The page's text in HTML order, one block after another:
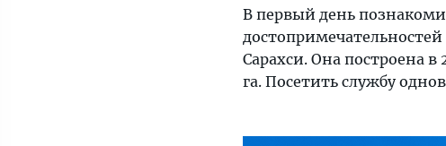
В первый день
Сарахси. Она построена
га. Посетить службу